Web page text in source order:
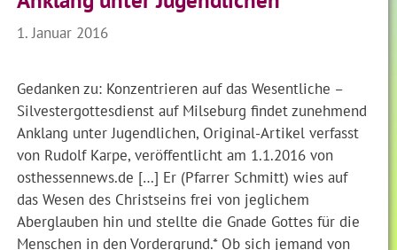
1. Januar 2016
Gedanken zu: Konzentrieren auf das Wesentliche –
Silvestergottesdienst auf Milseburg findet zunehmend
Anklang unter Jugendlichen, Original-Artikel verfasst
von Rudolf Karpe, veröffentlicht am 1.1.2016 von
osthessennews.de […] Er (Pfarrer Schmitt) wies auf
das Wesen des Christseins frei von jeglichem
Aberglauben hin und stellte die Gnade Gottes für die
Menschen in den Vordergrund.* Ob sich jemand von